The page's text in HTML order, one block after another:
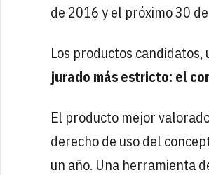
de 2016 y el próximo 30
Los productos
jurado más estricto: el
El producto mejor
derecho de uso del
un año. Una herramienta